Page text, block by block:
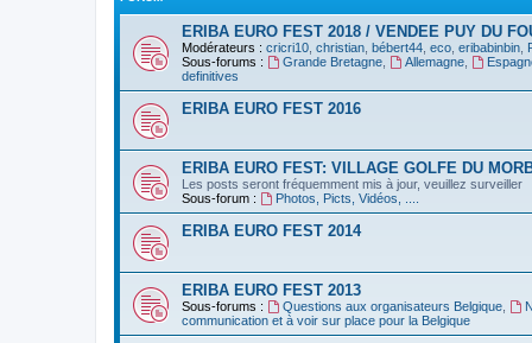
ERIBA EURO FEST 2018 / VENDEE PUY DU
Modérateurs : cricri10 christian bébert44 eco eribabinbin
Sous-forums :
Grande Bretagne, Allemagne,
definitives
ERIBA EURO FEST 2016
ERIBA EURO FEST: VILLAGE GOLFE DU
Les posts seront fréquemment mis à jour, veuillez surveiller
Sous-forum :
Photos, Picts, Vidéos, ....
ERIBA EURO FEST 2014
ERIBA EURO FEST 2013
Sous-forums : Questions aux organisateurs Belgique,
communication et à voir sur place pour la Belgique